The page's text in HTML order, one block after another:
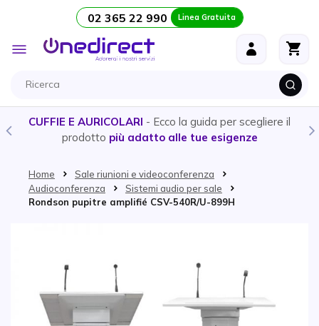
Salta al contenuto 02 365 22 990 Linea Gratuita
Toggle
Nav
CUFFIE E AURICOLARI - Ecco la guida per scegliere il
prodotto più adatto alle tue esigenze
Home
Sale riunioni e videoconferenza
Audioconferenza
Sistemi audio per sale
Rondson pupitre amplifié CSV-540R/U-899H